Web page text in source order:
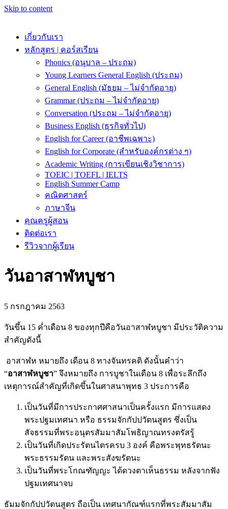
Skip to content
เกี่ยวกับเรา
หลักสูตร | คอร์สเรียน
Phonics (อนุบาล – ประถม)
Young Learners General English (ประถม)
General English (มัธยม – ไม่จำกัดอายุ)
Grammar (ประถม – ไม่จำกัดอายุ)
Conversation (ประถม – ไม่จำกัดอายุ)
Business English (ธุรกิจทั่วไป)
English for Career (อาชีพเฉพาะ)
English for Corporate (สำหรับองค์กรต่าง ๆ)
Academic Writing (การเขียนเชิงวิชาการ)
TOEIC | TOEFL | IELTS
English Summer Camp
คณิตศาสตร์
ภาษาจีน
คุณครูผู้สอน
ติดต่อเรา
รีวิวจากผู้เรียน
วันอาสาฬหบูชา
5 กรกฎาคม 2563
วันขึ้น 15 ค่ำเดือน 8 ของทุกปีคือวันอาสาฬหบูชา มีประวัติความ
สำคัญดังนี้
อาสาฬห หมายถึง เดือน 8 ทางจันทรคติ ดังนั้นคำว่า
“อาสาฬหบูชา” จึงหมายถึง การบูชาในเดือน 8 เพื่อระลึกถึง
เหตุการณ์สำคัญที่เกิดขึ้นในศาสนาพุทธ 3 ประการคือ
เป็นวันที่มีการประกาศศาสนาเป็นครั้งแรก มีการแสดง
พระปฐมเทศนา หรือ ธรรมจักกัปปวัตนสูตร ซึ่งเป็น
สัจธรรมที่พระอนุตรสัมมาสัมโพธิญาณทรงตรัสรู้
เป็นวันที่เกิดประรัตนไตรครบ 3 องค์ คือพระพุทธรัตนะ
พระธรรมรัตน และพระสังฆรัตนะ
เป็นวันที่พระโกณฑัญญะ ได้ดวงตาเห็นธรรม หลังจากฟัง
ปฐมเทศนาจบ
ธัมมจักกัปปวัตนสูตร ถือเป็น เทศนากัณฑ์แรกที่พระสัมมาสัม